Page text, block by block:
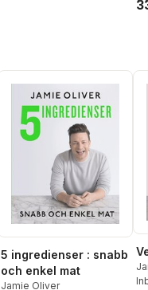
5 ingredienser : snabb
och enkel mat
Jamie Oliver